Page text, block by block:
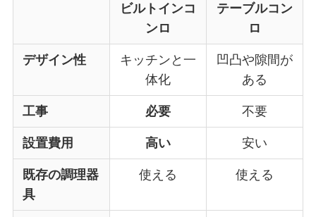
ビルトインコ
ンロ
テーブルコン
ロ
デザイン性
キッチンと一
体化
凹凸や隙間が
ある
工事 必要 不要
設置費用 高い 安い
既存の調理器
具
使える 使える